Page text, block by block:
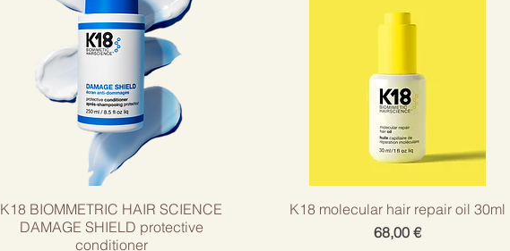
K18 BIOMMETRIC HAIR SCIENCE
DAMAGE SHIELD protective
conditioner
K18 molecular hair repair oil 30ml
Cena
68,00 €